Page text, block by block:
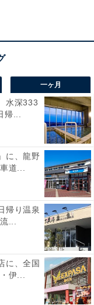
られています。
フラットにつな
のスケールが大
リフレッシュで
一ヶ月
水深333
...
に、龍野
道...
帰り温泉
...
に、全国
伊...